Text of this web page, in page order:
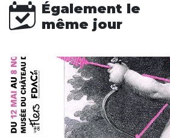
Également le
même jour